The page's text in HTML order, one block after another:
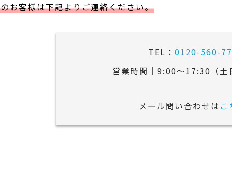
お客様は下記よりご連絡ください。
TEL： 0120-560-
営業時間｜9:00～17:30（土
メール問い合わせは こ